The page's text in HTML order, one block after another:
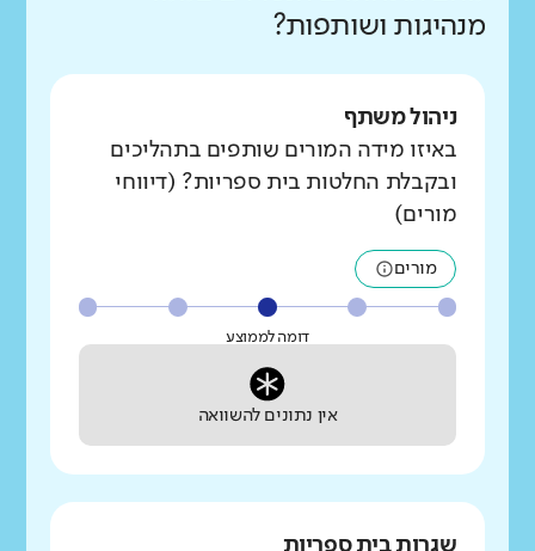
מנהיגות ושותפות?
ניהול משתף
באיזו מידה המורים שותפים בתהליכים
ובקבלת החלטות בית ספריות? (דיווחי
מורים)
מורים
דומה לממוצע
אין נתונים להשוואה
שגרות בית ספריות